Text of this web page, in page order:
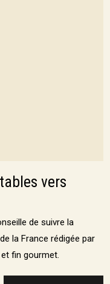
vers
de suivre la
la France rédigée par
fin gourmet.